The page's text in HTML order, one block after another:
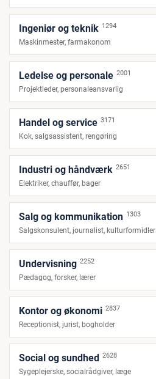
Ingeniør og teknik 1294
Maskinmester, farmakonom
Ledelse og personale 2001
Projektleder, personaleansvarlig
Handel og service 3171
Kok, salgsassistent, rengøring
Industri og håndværk 2651
Elektriker, chauffør, bager
Salg og kommunikation 1303
Salgskonsulent, journalist, kulturformidler
Undervisning 2252
Pædagog, forsker, lærer
Kontor og økonomi 2837
Receptionist, jurist, bogholder
Social og sundhed 2628
Sygeplejerske, socialrådgiver, læge